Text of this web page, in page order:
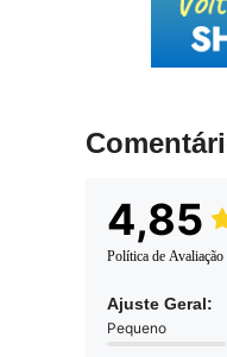
4,85
Política de Avaliação
Ajuste Geral:
Pequeno